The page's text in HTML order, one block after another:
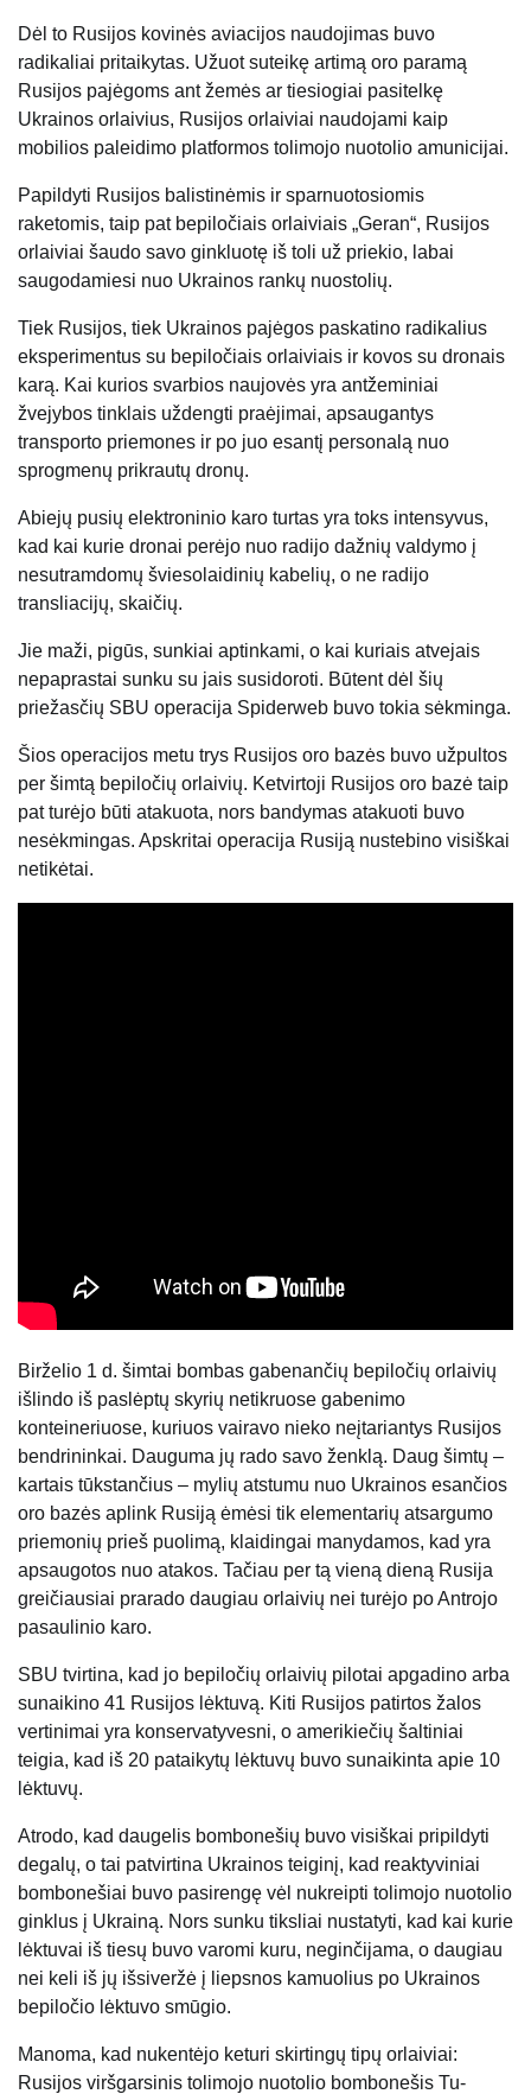
Dėl to Rusijos kovinės aviacijos naudojimas buvo
radikaliai pritaikytas. Užuot suteikę artimą oro paramą
Rusijos pajėgoms ant žemės ar tiesiogiai pasitelkę
Ukrainos orlaivius, Rusijos orlaiviai naudojami kaip
mobilios paleidimo platformos tolimojo nuotolio amunicijai.
Papildyti Rusijos balistinėmis ir sparnuotosiomis
raketomis, taip pat bepiločiais orlaiviais „Geran“, Rusijos
orlaiviai šaudo savo ginkluotę iš toli už priekio, labai
saugodamiesi nuo Ukrainos rankų nuostolių.
Tiek Rusijos, tiek Ukrainos pajėgos paskatino radikalius
eksperimentus su bepiločiais orlaiviais ir kovos su dronais
karą. Kai kurios svarbios naujovės yra antžeminiai
žvejybos tinklais uždengti praėjimai, apsaugantys
transporto priemones ir po juo esantį personalą nuo
sprogmenų prikrautų dronų.
Abiejų pusių elektroninio karo turtas yra toks intensyvus,
kad kai kurie dronai perėjo nuo radijo dažnių valdymo į
nesutramdomų šviesolaidinių kabelių, o ne radijo
transliacijų, skaičių.
Jie maži, pigūs, sunkiai aptinkami, o kai kuriais atvejais
nepaprastai sunku su jais susidoroti. Būtent dėl ​​šių
priežasčių SBU operacija Spiderweb buvo tokia sėkminga.
Šios operacijos metu trys Rusijos oro bazės buvo užpultos
per šimtą bepiločių orlaivių. Ketvirtoji Rusijos oro bazė taip
pat turėjo būti atakuota, nors bandymas atakuoti buvo
nesėkmingas. Apskritai operacija Rusiją nustebino visiškai
netikėtai.
Birželio 1 d. šimtai bombas gabenančių bepiločių orlaivių
išlindo iš paslėptų skyrių netikruose gabenimo
konteineriuose, kuriuos vairavo nieko neįtariantys Rusijos
bendrininkai. Dauguma jų rado savo ženklą. Daug šimtų –
kartais tūkstančius – mylių atstumu nuo Ukrainos esančios
oro bazės aplink Rusiją ėmėsi tik elementarių atsargumo
priemonių prieš puolimą, klaidingai manydamos, kad yra
apsaugotos nuo atakos. Tačiau per tą vieną dieną Rusija
greičiausiai prarado daugiau orlaivių nei turėjo po Antrojo
pasaulinio karo.
SBU tvirtina, kad jo bepiločių orlaivių pilotai apgadino arba
sunaikino 41 Rusijos lėktuvą. Kiti Rusijos patirtos žalos
vertinimai yra konservatyvesni, o amerikiečių šaltiniai
teigia, kad iš 20 pataikytų lėktuvų buvo sunaikinta apie 10
lėktuvų.
Atrodo, kad daugelis bombonešių buvo visiškai pripildyti
degalų, o tai patvirtina Ukrainos teiginį, kad reaktyviniai
bombonešiai buvo pasirengę vėl nukreipti tolimojo nuotolio
ginklus į Ukrainą. Nors sunku tiksliai nustatyti, kad kai kurie
lėktuvai iš tiesų buvo varomi kuru, neginčijama, o daugiau
nei keli iš jų išsiveržė į liepsnos kamuolius po Ukrainos
bepiločio lėktuvo smūgio.
Manoma, kad nukentėjo keturi skirtingų tipų orlaiviai:
Rusijos viršgarsinis tolimojo nuotolio bombonešis Tu-